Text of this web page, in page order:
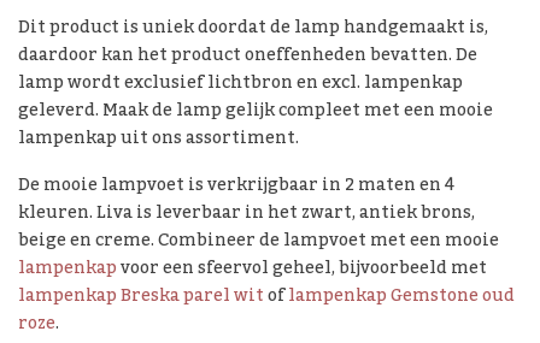
Dit product is uniek doordat de lamp handgemaakt is,
daardoor kan het product oneffenheden bevatten. De
lamp wordt exclusief lichtbron en excl. lampenkap
geleverd. Maak de lamp gelijk compleet met een mooie
lampenkap uit ons assortiment.
De mooie lampvoet is verkrijgbaar in 2 maten en 4
kleuren. Liva is leverbaar in het zwart, antiek brons,
beige en creme. Combineer de lampvoet met een mooie
lampenkapvoor een sfeervol geheel, bijvoorbeeld met
lampenkap Breska parel witoflampenkap Gemstone oud
roze.